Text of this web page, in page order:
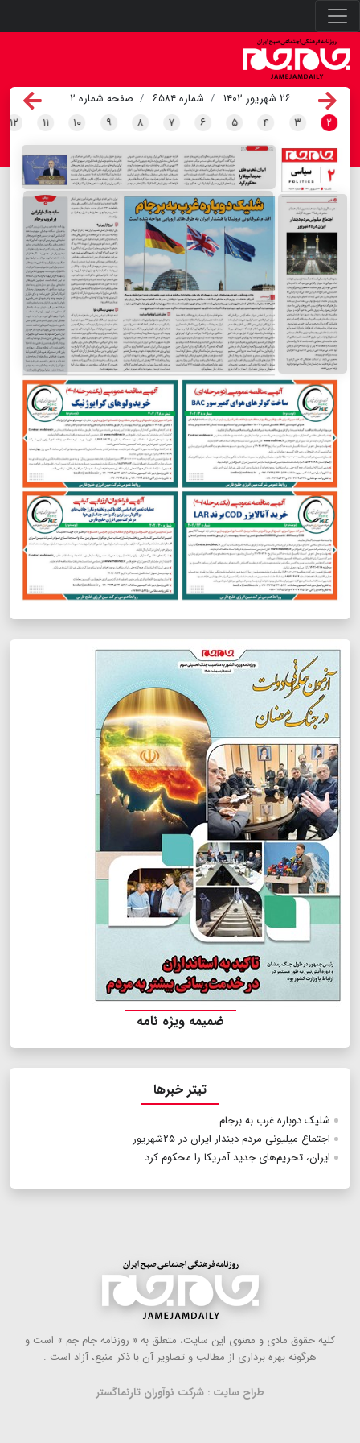
۲۶ شهریور ۱۴۰۲ شماره ۶۵۸۴
صفحه شماره ۲
۲ ۳ ۴ ۵ ۶ ۷ ۸ ۹ ۱۰ ۱۱ ۱۲
ضمیمه ویژه نامه
تیتر خبرها
شلیک دوباره غرب به برجام
اجتماع میلیونی مردم دیندار ایران در ۲۵شهریور
ایران، تحریم‌های جدید آمریکا را محکوم کرد
كلیه حقوق مادی و معنوی این سایت، متعلق به « روزنامه جام جم » است و
هرگونه بهره ‌برداری از مطالب و تصاویر آن با ذكر منبع، آزاد است .
طراح سایت : شرکت نوآوران تارنماگستر